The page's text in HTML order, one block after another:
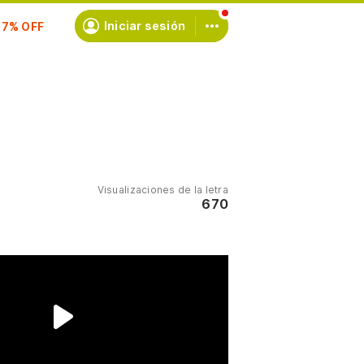
Iniciar sesión
Visualizaciones de la letra
670